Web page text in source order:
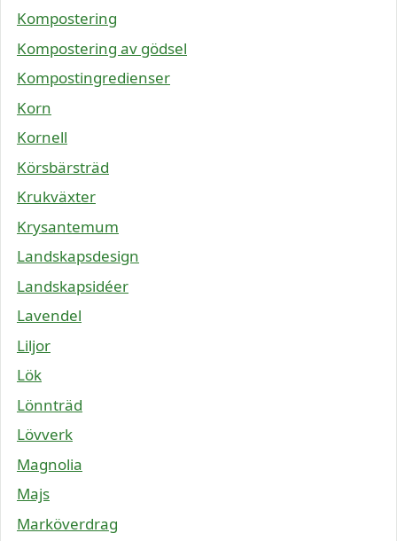
Kompostering
Kompostering av gödsel
Kompostingredienser
Korn
Kornell
Körsbärsträd
Krukväxter
Krysantemum
Landskapsdesign
Landskapsidéer
Lavendel
Liljor
Lök
Lönnträd
Lövverk
Magnolia
Majs
Marköverdrag